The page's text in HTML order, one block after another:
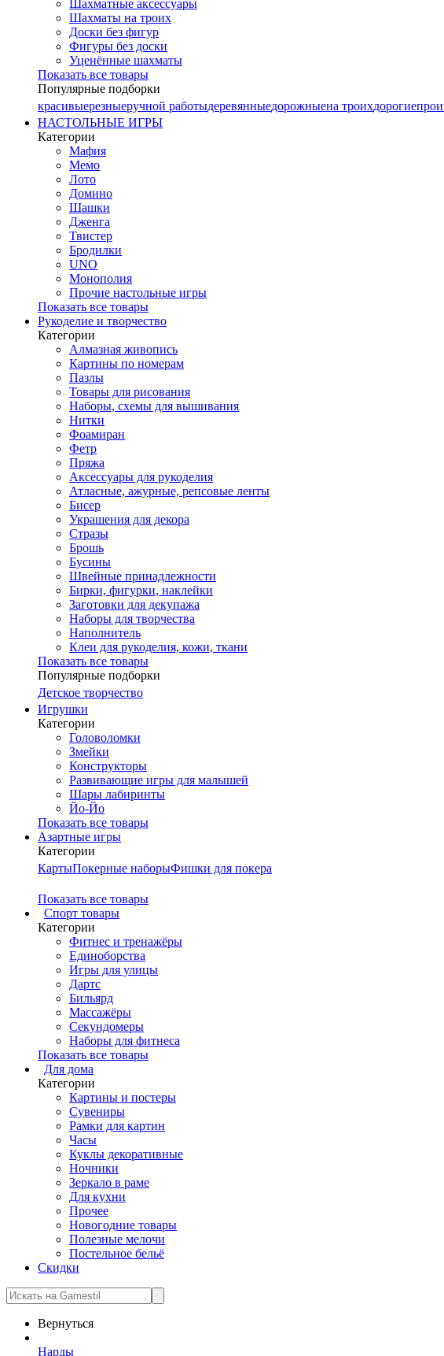
Шахматные аксессуары
Шахматы на троих
Доски без фигур
Фигуры без доски
Уценённые шахматы
Показать все товары
Популярные подборки
красивыерезныеручной работыдеревянныедорожныена троихдорогие
НАСТОЛЬНЫЕ ИГРЫ
Категории
Мафия
Мемо
Лото
Домино
Шашки
Дженга
Твистер
Бродилки
UNO
Монополия
Прочие настольные игры
Показать все товары
Рукоделие и творчество
Категории
Алмазная живопись
Картины по номерам
Пазлы
Товары для рисования
Наборы, схемы для вышивания
Нитки
Фоамиран
Фетр
Пряжа
Аксессуары для рукоделия
Атласные, ажурные, репсовые ленты
Бисер
Украшения для декора
Стразы
Брошь
Бусины
Швейные принадлежности
Бирки, фигурки, наклейки
Заготовки для декупажа
Наборы для творчества
Наполнитель
Клеи для рукоделия, кожи, ткани
Показать все товары
Популярные подборки
Детское творчество
Игрушки
Категории
Головоломки
Змейки
Конструкторы
Развивающие игры для малышей
Шары лабиринты
Йо-Йо
Показать все товары
Азартные игры
Категории
КартыПокерные наборыФишки для покера
Показать все товары
Cпорт товары
Категории
Фитнес и тренажёры
Единоборства
Игры для улицы
Дартс
Бильярд
Массажёры
Секундомеры
Наборы для фитнеса
Показать все товары
Для дома
Категории
Картины и постеры
Сувениры
Рамки для картин
Часы
Куклы декоративные
Ночники
Зеркало в раме
Для кухни
Прочее
Новогодние товары
Полезные мелочи
Постельное бельё
Скидки
Вернуться
Нарды